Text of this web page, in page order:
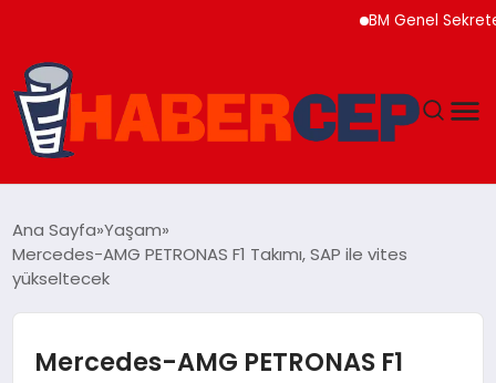
BM Genel Sekreteri
GÜNDEM
Ana Sayfa Yaşam
Mercedes-AMG PETRONAS F1 Takımı, SAP ile vites
yükseltecek
Mercedes-AMG PETRONAS F1